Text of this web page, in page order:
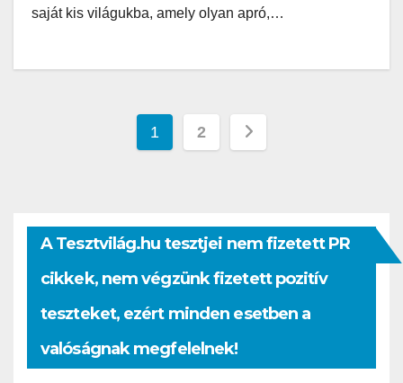
saját kis világukba, amely olyan apró,…
Bejegyzések
1 2
A Tesztvilág.hu tesztjei nem fizetett PR
cikkek, nem végzünk fizetett pozitív
teszteket, ezért minden esetben a
valóságnak megfelelnek!